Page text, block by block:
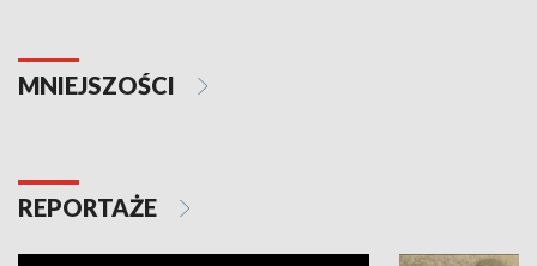
MNIEJSZOŚCI
REPORTAŻE